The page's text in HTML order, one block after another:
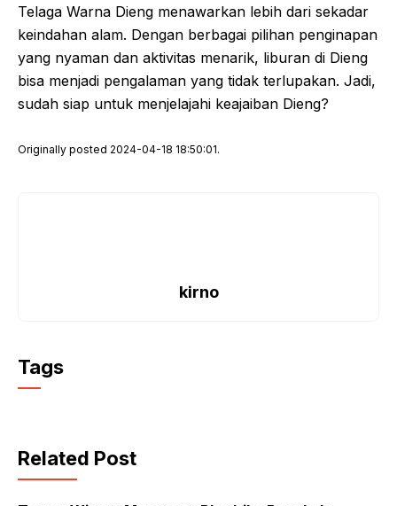
Telaga Warna Dieng menawarkan lebih dari sekadar
keindahan alam. Dengan berbagai pilihan penginapan
yang nyaman dan aktivitas menarik, liburan di Dieng
bisa menjadi pengalaman yang tidak terlupakan. Jadi,
sudah siap untuk menjelajahi keajaiban Dieng?
Originally posted 2024-04-18 18:50:01.
kirno
Tags
Related Post